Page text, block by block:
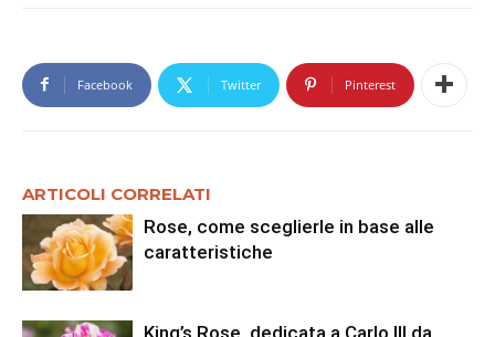
Facebook Twitter Pinterest
ARTICOLI CORRELATI
Rose, come sceglierle in base alle
caratteristiche
King’s Rose, dedicata a Carlo III da